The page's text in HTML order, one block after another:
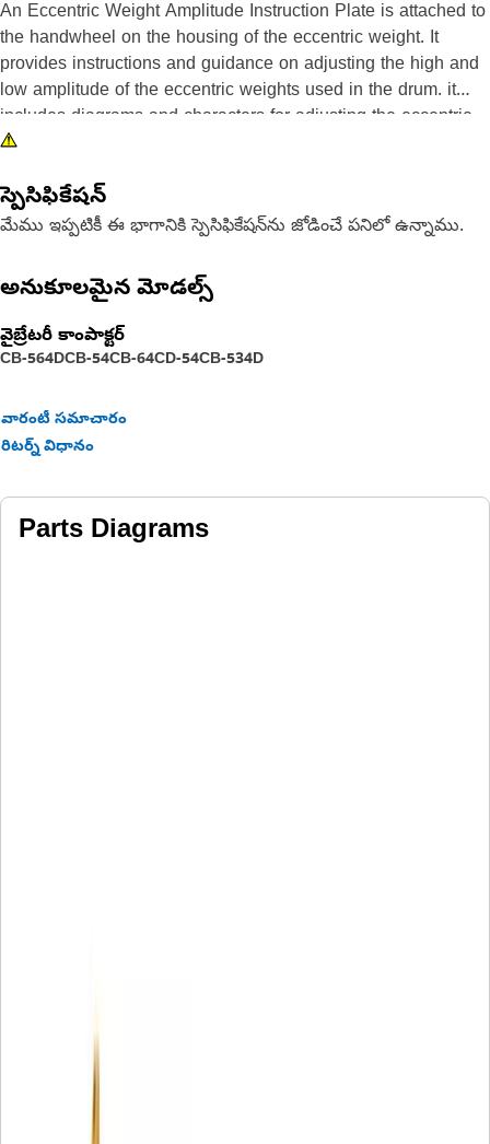
An Eccentric Weight Amplitude Instruction Plate is attached to
the handwheel on the housing of the eccentric weight. It
provides instructions and guidance on adjusting the high and
low amplitude of the eccentric weights used in the drum. it
includes diagrams and characters for adjusting the eccentric
weights. This ensures that operators can effectively control the
requirements or operational needs.
• Provided with 6 mounting holes to fit the fastener of size M6
• Printed with white characters and symbols on a black
background for better visibility
An Eccentric Weight Amplitude Instruction Plate serves as a
reference guide to help operators adjust the amplitude of the
eccentric weights according to specific requirements or
స్పెసిఫికేషన్
మేము ఇప్పటికీ ఈ భాగానికి స్పెసిఫికేషన్‌ను జోడించే పనిలో ఉన్నాము.
అనుకూలమైన మోడల్స్
వైబ్రేటరీ కాంపాక్టర్
CB-564DCB-54CB-64CD-54CB-534D
వారంటీ సమాచారం
రిటర్న్ విధానం
Parts Diagrams